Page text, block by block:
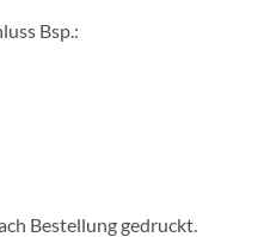
Bsp.:
Bestellung gedruckt.